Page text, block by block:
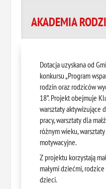
AKADEMIA
Dotacja uzyskana od
konkursu „Program
rodzin oraz rodziców
18”. Projekt obejmuje
warsztaty aktywizujące
pracy, warsztaty dla
różnym wieku,
motywacyjne.
Z projektu korzystają
małymi dziećmi,
dzieci.